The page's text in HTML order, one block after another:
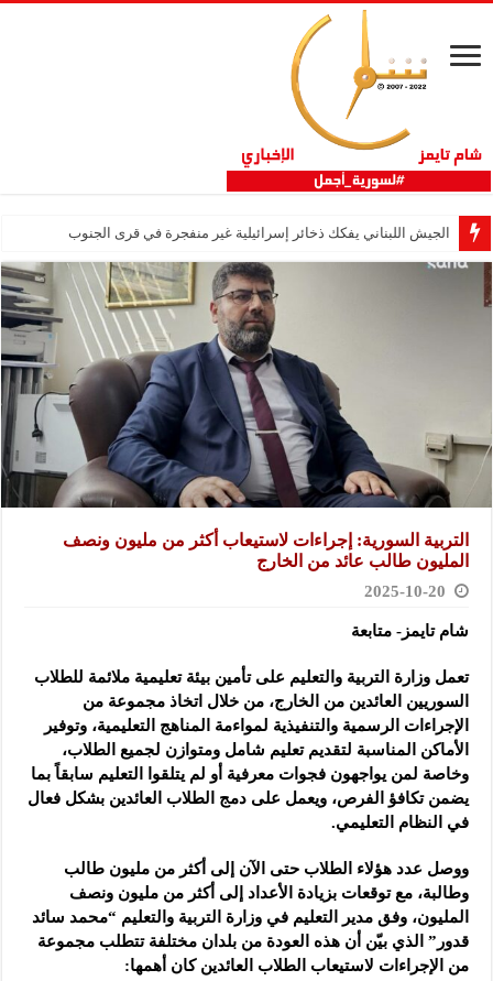
الجيش اللبناني يفكك ذخائر إسرائيلية غير منفجرة في قرى الجنوب
التربية السورية: إجراءات لاستيعاب أكثر من مليون ونصف
المليون طالب عائد من الخارج
2025-10-20
شام تايمز- متابعة
تعمل وزارة التربية والتعليم على تأمين بيئة تعليمية ملائمة للطلاب
السوريين العائدين من الخارج، من خلال اتخاذ مجموعة من
الإجراءات الرسمية والتنفيذية لمواءمة المناهج التعليمية، وتوفير
الأماكن المناسبة لتقديم تعليم شامل ومتوازن لجميع الطلاب،
وخاصة لمن يواجهون فجوات معرفية أو لم يتلقوا التعليم سابقاً بما
يضمن تكافؤ الفرص، ويعمل على دمج الطلاب العائدين بشكل فعال
في النظام التعليمي.
ووصل عدد هؤلاء الطلاب حتى الآن إلى أكثر من مليون طالب
وطالبة، مع توقعات بزيادة الأعداد إلى أكثر من مليون ونصف
المليون، وفق مدير التعليم في وزارة التربية والتعليم “محمد سائد
قدور” الذي بيّن أن هذه العودة من بلدان مختلفة تتطلب مجموعة
من الإجراءات لاستيعاب الطلاب العائدين كان أهمها: